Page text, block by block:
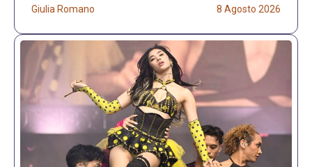
Giulia Romano 8 Agosto 2026